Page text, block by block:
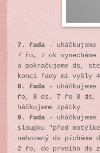
7. řada -
7 řo, 7 ok
a pokračujeme ds,
konci řady mi vyšly
8. řada -
řo, 8 ds, 7 řo 8 ds,
háčkujeme zpátky
9. řada -
sloupku "před
nahozený ds
2 řo, do prvního ds